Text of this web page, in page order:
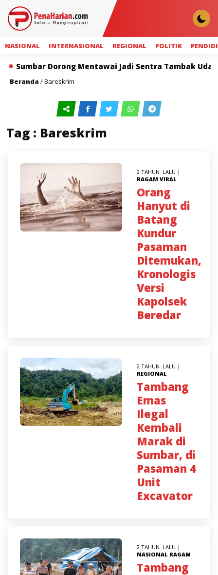
NASIONAL INTERNASIONAL REGIONAL POLITIK
Dorong Mentawai Jadi Sentra Tambak Udang
Beranda /Bareskrim
Tag : Bareskrim
2 TAHUN LALU |
RAGAM VIRAL
Orang
Hanyut di
Batang
Kundur
Pasaman
Ditemukan,
Kronologis
Versi
Kapolsek
Beredar
2 TAHUN LALU |
REGIONAL
Tambang
Emas
Ilegal
Kembali
Marak di
Sumbar, di
Pasaman 4
Unit
Excavator
2 TAHUN LALU |
NASIONAL RAGAM
Tambang